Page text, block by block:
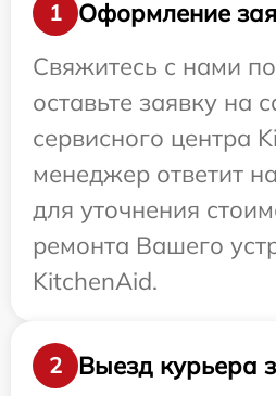
1
Оформление
Свяжитесь с нами
оставьте заявку на
сервисного центра
менеджер ответит
для уточнения
ремонта Вашего
KitchenAid.
2
Выезд курьера